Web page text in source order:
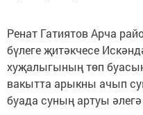
Ренат Гатиятов Арча
бүлеге җитәкчесе
хуҗалыгының төп
вакытта арыкны ачып
буада суның артуы